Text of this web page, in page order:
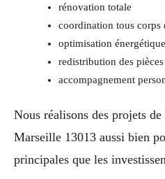
rénovation totale
coordination tous corps
optimisation énergétique
redistribution des pièces
accompagnement
Nous réalisons des projets
Marseille 13013 aussi bien
principales que les